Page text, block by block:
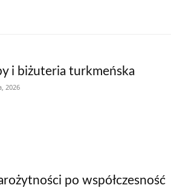
i biżuteria turkmeńska
2026
po współczesność